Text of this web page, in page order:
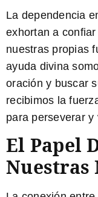
La dependencia
exhortan a
nuestras propias
ayuda divina
oración y buscar
recibimos la
para perseverar y
El Papel
Nuestras